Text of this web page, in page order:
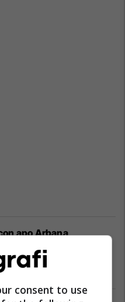
apo Arbana
tij
consent to use